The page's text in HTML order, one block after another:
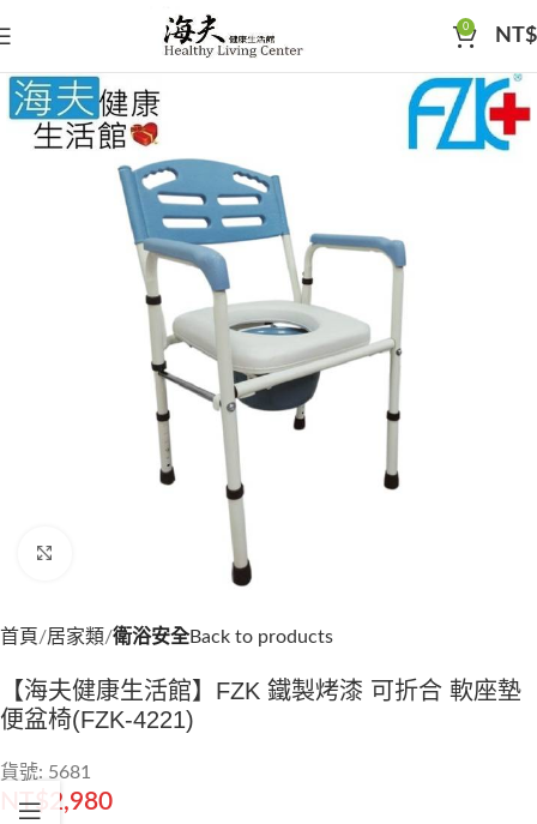
0 NT$
首頁 居家類 衛浴安全Back to products
【海夫健康生活館】FZK 鐵製烤漆 可折合 軟座墊
便盆椅(FZK-4221)
貨號: 5681
NT$ 2,980